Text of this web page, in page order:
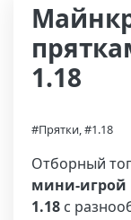
1.18
#Прятки, #1.18
Отборный
мини-игрой
1.18 с